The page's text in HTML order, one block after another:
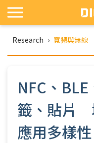
Research › 寬頻與無線
NFC、
籤、貼片
應用多樣性